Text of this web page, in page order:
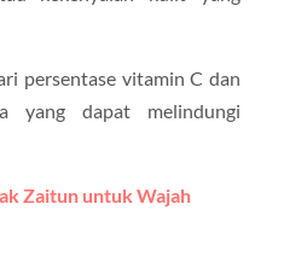
persentase vitamin C dan
yang dapat melindungi
Zaitun untuk Wajah